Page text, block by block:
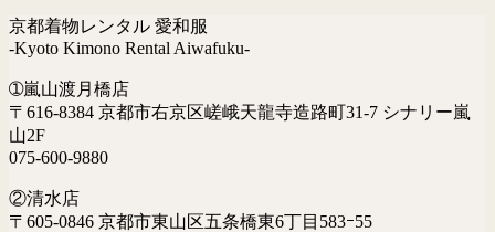
京都着物レンタル 愛和服
-Kyoto Kimono Rental Aiwafuku-
➀嵐山渡月橋店
〒616-8384 京都市右京区嵯峨天龍寺造路町31-7 シナリー嵐
山2F
075-600-9880
②清水店
〒605-0846 京都市東山区五条橋東6丁目583ｰ55